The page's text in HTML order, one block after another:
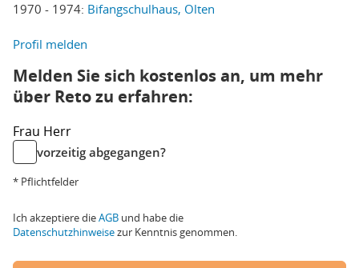
1970 - 1974: Bifangschulhaus, Olten
Profil melden
Melden Sie sich kostenlos an, um mehr
über Reto zu erfahren:
Frau Herr
vorzeitig abgegangen?
* Pflichtfelder
Ich akzeptiere dieAGB und habe die
Datenschutzhinweisezur Kenntnis genommen.